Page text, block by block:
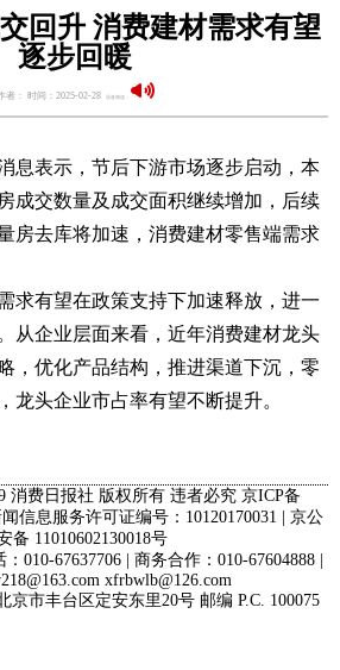
回升 消费建材需求有望
逐步回暖
者： 时间：2025-02-28 语音阅读：
表示，节后下游市场逐步启动，本
成交数量及成交面积继续增加，后续
房去库将加速，消费建材零售端需求
有望在政策支持下加速释放，进一
从企业层面来看，近年消费建材龙头
，优化产品结构，推进渠道下沉，零
龙头企业市占率有望不断提升。
消费日报社 版权所有 违者必究 京ICP备
信息服务许可证编号：10120170031 | 京公
备 11010602130018号
010-67637706 | 商务合作：010-67604888 |
xfrbwlb@126.com
京市丰台区定安东里20号 邮编 P.C. 100075